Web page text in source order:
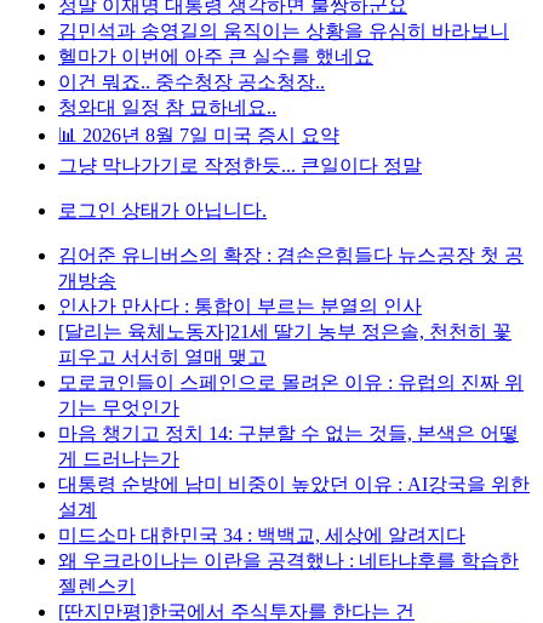
정말 이재명 대통령 생각하면 불쌍하군요
김민석과 송영길의 움직이는 상황을 유심히 바라보니
헬마가 이번에 아주 큰 실수를 했네요
이건 뭐죠.. 중수청장 공소청장..
청와대 일정 참 묘하네요..
📊 2026년 8월 7일 미국 증시 요약
그냥 막나가기로 작정한듯... 큰일이다 정말
로그인 상태가 아닙니다.
김어준 유니버스의 확장 : 겸손은힘들다 뉴스공장 첫 공
개방송
인사가 만사다 : 통합이 부르는 분열의 인사
[달리는 육체노동자]21세 딸기 농부 정은솔, 천천히 꽃
피우고 서서히 열매 맺고
모로코인들이 스페인으로 몰려온 이유 : 유럽의 진짜 위
기는 무엇인가
마음 챙기고 정치 14: 구분할 수 없는 것들, 본색은 어떻
게 드러나는가
대통령 순방에 남미 비중이 높았던 이유 : AI강국을 위한
설계
미드소마 대한민국 34 : 백백교, 세상에 알려지다
왜 우크라이나는 이란을 공격했나 : 네타냐후를 학습한
젤렌스키
[딴지만평]한국에서 주식투자를 한다는 건